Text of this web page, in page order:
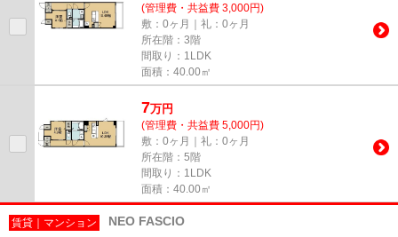
(管理費・共益費 3,000円)
敷：0ヶ月｜礼：0ヶ月
所在階：3階
間取り：1LDK
面積：40.00㎡
7万円
(管理費・共益費 5,000円)
敷：0ヶ月｜礼：0ヶ月
所在階：5階
間取り：1LDK
面積：40.00㎡
賃貸｜マンション NEO FASCIO